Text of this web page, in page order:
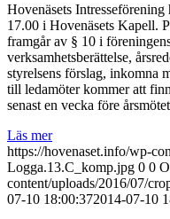
Hovenäsets
17.00 i Hovenäsets Kapell.
framgår av § 10 i
verksamhetsberättelse,
styrelsens förslag, inkomna
till ledamöter kommer att
senast en vecka före
Läs mer
https://hovenaset.info/wp-
Logga.13.C_komp.jpg 0 0
content/uploads/2016/07/
07-10 18:00:372014-07-10